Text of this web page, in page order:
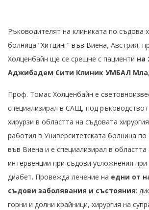
Ръководителят на клиниката по съдова
болница “Хитцинг” във Виена, Австрия,
Холценбайн ще се срещне с пациенти на
Аджибадем Сити Клиник УМБАЛ
Проф. Томас Холценбайн е
специализирал в САЩ, под
хирурзи в областта на съдовата
работил в Университетската болница по
във Виена и е специализирал в областта
интервенции при съдови усложнения при
диабет. Провежда лечение на едни от
съдови заболявания и състояния:
горни и долни крайници, хирургия на